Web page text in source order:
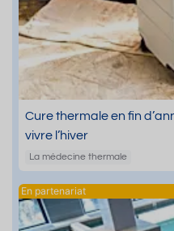
Cure thermale en fin
vivre l’hiver
La médecine thermale